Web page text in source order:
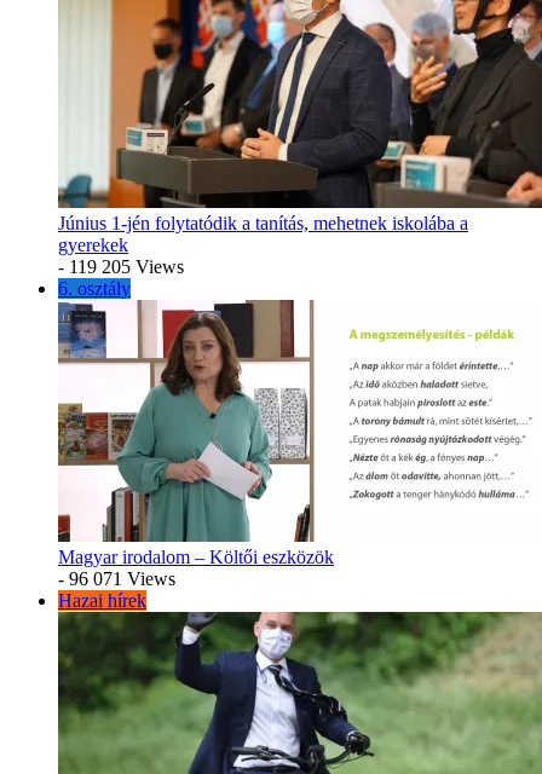
Június 1-jén folytatódik a tanítás, mehetnek iskolába a
gyerekek
- 119 205 Views
6. osztály
Magyar irodalom – Költői eszközök
- 96 071 Views
Hazai hírek